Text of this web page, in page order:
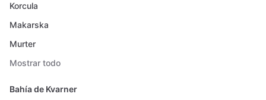
Korcula
Makarska
Murter
Mostrar todo
Bahía de Kvarner